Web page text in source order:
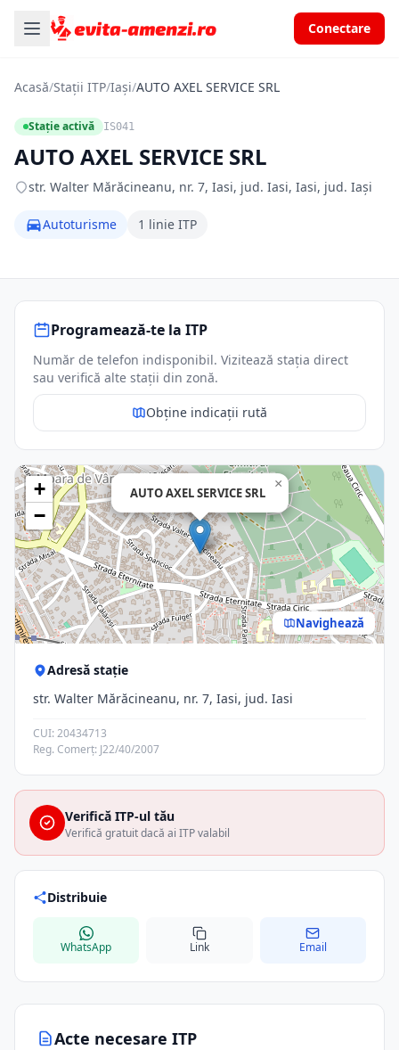
Conectare
Acasă/Stații ITP/Iași/AUTO AXEL SERVICE SRL
Stație activă IS041
AUTO AXEL SERVICE SRL
str. Walter Mărăcineanu, nr. 7, Iasi, jud. Iasi, Iasi, jud. Iași
Autoturisme 1 linie ITP
Acte necesare ITP
Programează-te la ITP
Număr de telefon indisponibil. Vizitează stația direct
sau verifică alte stații din zonă.
Obține indicații rută
AUTO AXEL SERVICE SRL
×
+
−
Navighează
Adresă stație
str. Walter Mărăcineanu, nr. 7, Iasi, jud. Iasi
CUI: 20434713
Reg. Comerț: J22/40/2007
Verifică ITP-ul tău
Verifică gratuit dacă ai ITP valabil
Distribuie
WhatsApp Link Email